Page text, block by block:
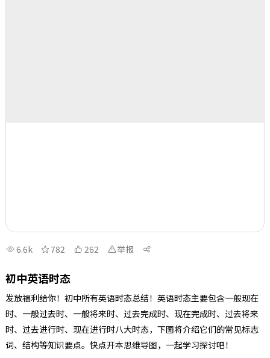
6.6k 782 262 举报
初中英语时态
发放福利给你！初中所有英语时态总结！英语时态主要包含一般现在
时、一般过去时、一般将来时、过去完成时、现在完成时、过去将来
时、过去进行时、现在进行时八大时态，下图将介绍它们的常见标志
词、结构等知识要点。快点开本思维导图，一起学习探讨吧！